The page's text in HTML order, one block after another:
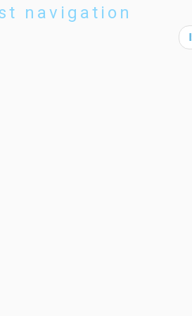
navigation